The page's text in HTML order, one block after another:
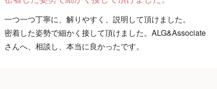
一つ一つ丁寧に、解りやすく、説明して頂けました。
密着した姿勢で細かく接して頂けました。ALG&Associate
さんへ、相談し、本当に良かったです。